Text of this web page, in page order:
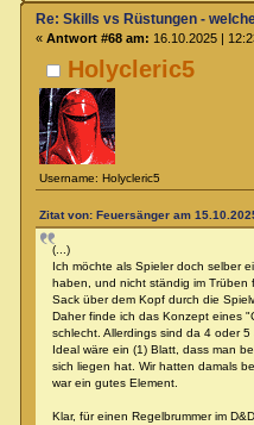
Holycleric5
Username: Holycleric5
Re: Skills vs Rüstungen -
« Antwort #68 am: 16.10.2025 |
Zitat von: Feuersänger am
(...)
Ich möchte als Spieler doch selber
haben, und nicht ständig im Trüben
Sack über dem Kopf durch die
Daher finde ich das Konzept eines
schlecht. Allerdings sind da 4 oder
Ideal wäre ein (1) Blatt, dass man
sich liegen hat. Wir hatten damals
war ein gutes Element.
Klar, für einen Regelbrummer im